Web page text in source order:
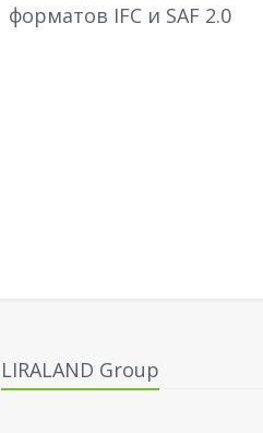
форматов IFC и SAF 2.0
LIRALAND Group